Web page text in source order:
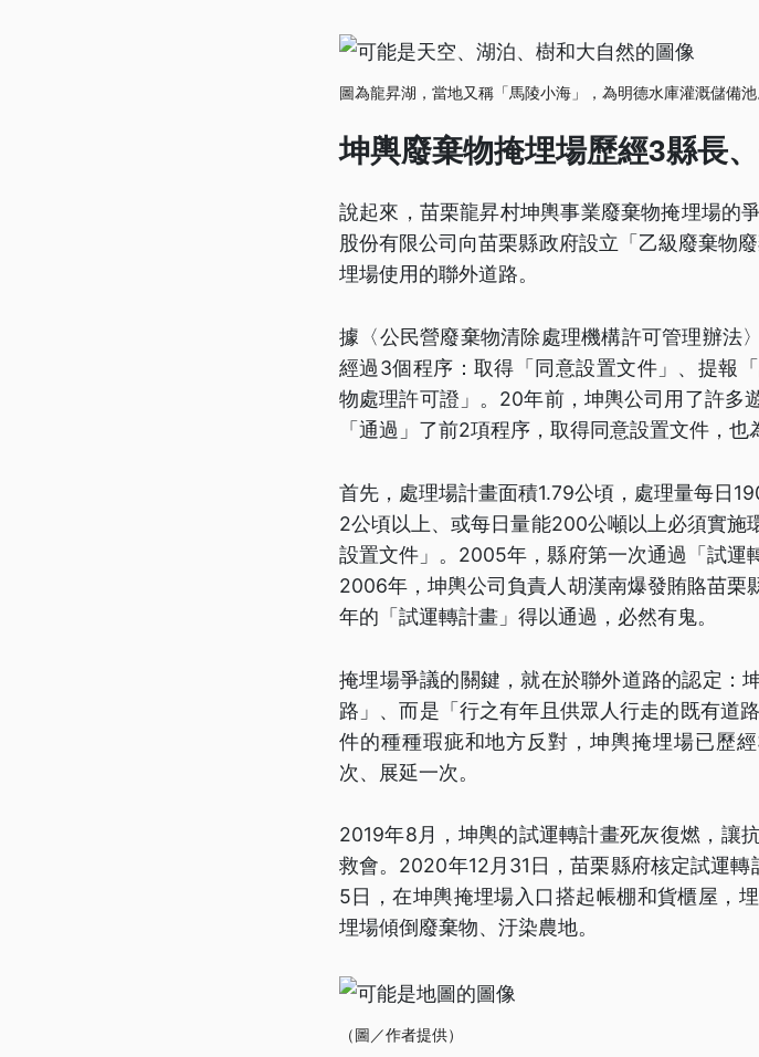
圖為龍昇湖，當地又稱「馬陵小海」，為明德水庫灌溉儲備
坤輿廢棄物掩埋場歷經3縣長
說起來，苗栗龍昇村坤輿事業廢棄物掩埋場的
股份有限公司向苗栗縣政府設立「乙級廢棄物
埋場使用的聯外道路。
據〈公民營廢棄物清除處理機構許可管理辦法
經過3個程序：取得「同意設置文件」、提報
物處理許可證」。20年前，坤輿公司用了許多
「通過」了前2項程序，取得同意設置文件，也
首先，處理場計畫面積1.79公頃，處理量每日
2公頃以上、或每日量能200公噸以上必須實施
設置文件」。2005年，縣府第一次通過「試運
2006年，坤輿公司負責人胡漢南爆發賄賂苗栗
年的「試運轉計畫」得以通過，必然有鬼。
掩埋場爭議的關鍵，就在於聯外道路的認定：
路」、而是「行之有年且供眾人行走的既有道
件的種種瑕疵和地方反對，坤輿掩埋場已歷
次、展延一次。
2019年8月，坤輿的試運轉計畫死灰復燃，讓
救會。2020年12月31日，苗栗縣府核定試運
5日，在坤輿掩埋場入口搭起帳棚和貨櫃屋，
埋場傾倒廢棄物、汙染農地。
（圖／作者提供）